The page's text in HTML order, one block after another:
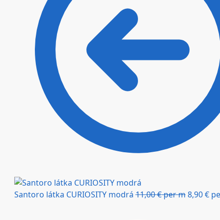
Santoro látka CURIOSITY modrá 11,00€per m8,90€